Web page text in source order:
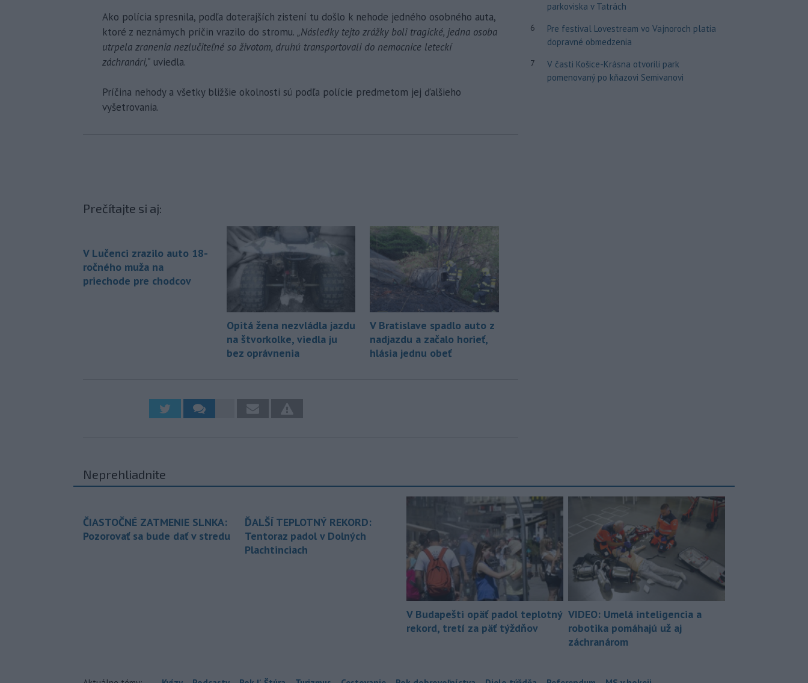
Ako polícia spresnila, podľa doterajších zistení tu došlo k nehode jedného osobného auta,
ktoré z neznámych príčin vrazilo do stromu. „Následky tejto zrážky boli tragické, jedna osoba
utrpela zranenia nezlučiteľné so životom, druhú transportovali do nemocnice leteckí
záchranári,“ uviedla.
Príčina nehody a všetky bližšie okolnosti sú podľa polície predmetom jej ďalšieho
vyšetrovania.
Prečítajte si aj:
V Lučenci zrazilo auto 18-
ročného muža na
priechode pre chodcov
Opitá žena nezvládla jazdu
na štvorkolke, viedla ju
bez oprávnenia
V Bratislave spadlo auto z
nadjazdu a začalo horieť,
hlásia jednu obeť
parkoviska v Tatrách
6
Pre festival Lovestream vo Vajnoroch platia
dopravné obmedzenia
7
V časti Košice-Krásna otvorili park
pomenovaný po kňazovi Semivanovi
Neprehliadnite
ČIASTOČNÉ ZATMENIE SLNKA:
Pozorovať sa bude dať v stredu
ĎALŠÍ TEPLOTNÝ REKORD:
Tentoraz padol v Dolných
Plachtinciach
V Budapešti opäť padol teplotný
rekord, tretí za päť týždňov
VIDEO: Umelá inteligencia a
robotika pomáhajú už aj
záchranárom